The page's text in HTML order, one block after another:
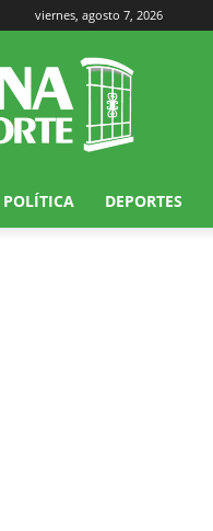
viernes, agosto 7, 2026
POLÍTICA DEPORTES